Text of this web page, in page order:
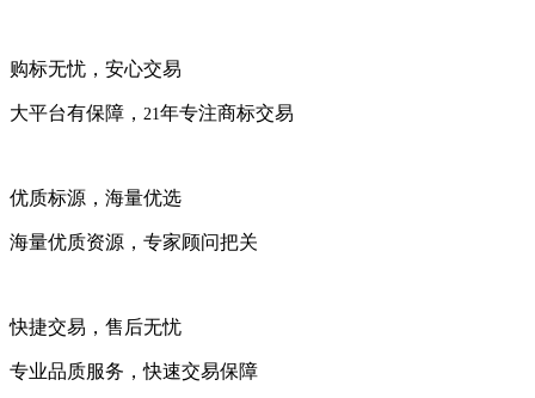
购标无忧，安心交易
大平台有保障， 21 年专注商标交易
优质标源，海量优选
海量优质资源，专家顾问把关
快捷交易，售后无忧
专业品质服务，快速交易保障